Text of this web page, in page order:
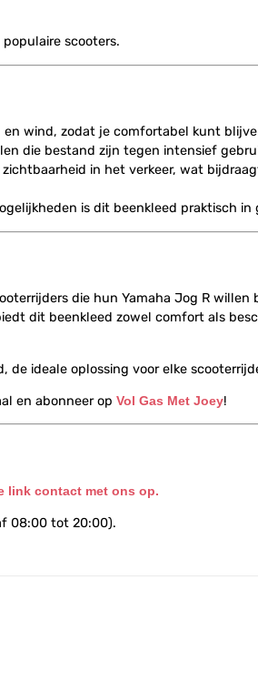
scooters.
wind, zodat je comfortabel kunt
die bestand zijn tegen intensief
in het verkeer, wat
is dit beenkleed praktisch in
die hun Yamaha Jog R
dit beenkleed zowel comfort als
ideale oplossing voor elke
en abonneer op Vol Gas Met Joey!
link contact met ons op.
08:00 tot 20:00).